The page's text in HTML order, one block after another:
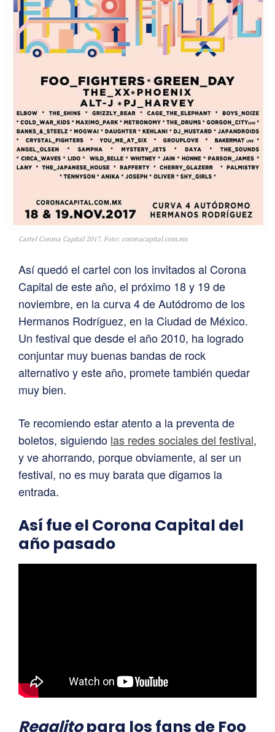
Cartel Corona Capital 2017. Foto: coronacapital.com.mx
Así quedó el cartel con los invitados al Corona
Capital de este año, el próximo 18 y 19 de
noviembre, en la curva 4 de Autódromo de los
Hermanos Rodríguez, en la Ciudad de México.
Un festival que desde el año 2010, ha logrado
conjuntar muy buenas bandas de rock
alternativo y este año, promete también quedar
muy bien.
Te recomiendo estar atento a la preventa de
boletos, siguiendo las redes sociales del festival,
y ve ahorrando, porque obviamente, al ser un
festival, no es muy barata que digamos la
entrada.
Así fue el Corona Capital del
año pasado
Regalitopara los fans de Foo